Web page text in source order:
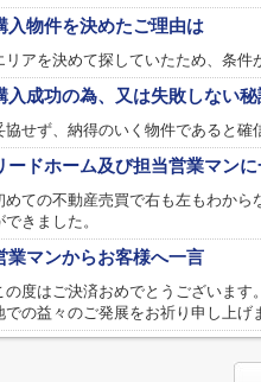
入物件を決めたご理由は
リアを決めて探していたため、条件
入成功の為、又は失敗しない秘
協せず、納得のいく物件であると確
ードホーム及び担当営業マン
めての不動産売買で右も左もわか
できました。
業マンからお客様へ一言
の度はご決済おめでとうございま
での益々のご発展をお祈り申し上げ